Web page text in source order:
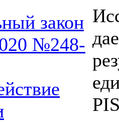
закон
№248-